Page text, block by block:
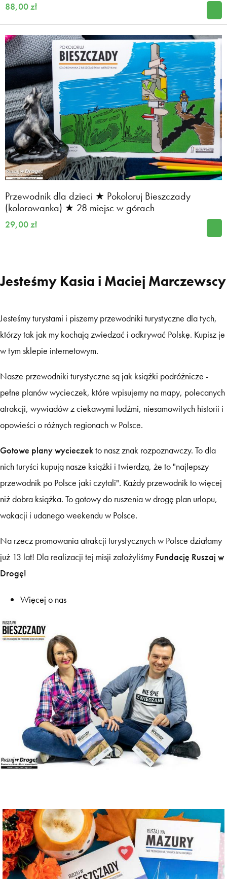
88,00 zł
Przewodnik dla dzieci ★ Pokoloruj Bieszczady
(kolorowanka) ★ 28 miejsc w górach
29,00 zł
Jesteśmy Kasia i Maciej Marczewscy
Jesteśmy turystami i piszemy przewodniki turystyczne dla tych,
którzy tak jak my kochają zwiedzać i odkrywać Polskę. Kupisz je
w tym sklepie internetowym.
Nasze przewodniki turystyczne są jak książki podróżnicze -
pełne planów wycieczek, które wpisujemy na mapy, polecanych
atrakcji, wywiadów z ciekawymi ludźmi, niesamowitych historii i
opowieści o różnych regionach w Polsce.
Gotowe plany wycieczekto nasz znak rozpoznawczy. To dla
nich turyści kupują nasze książki i twierdzą, że to "najlepszy
przewodnik po Polsce jaki czytali". Każdy przewodnik to więcej
niż dobra książka. To gotowy do ruszenia w drogę plan urlopu,
wakacji i udanego weekendu w Polsce.
Na rzecz promowania atrakcji turystycznych w Polsce działamy
już 13 lat! Dla realizacji tej misji założyliśmy Fundację Ruszaj w
Drogę!
Więcej o nas